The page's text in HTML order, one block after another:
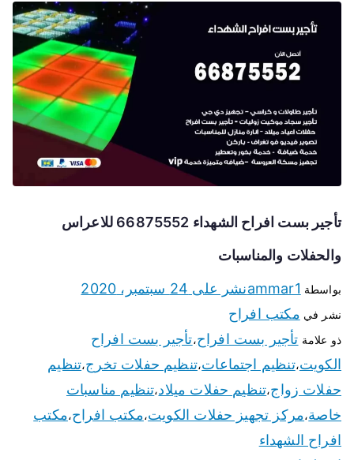
تأجير بست افراح الشهداء 66875552 للاعراس
والحفلات والمناسبات
بواسطة ammar1نشر على 24 سبتمبر، 2020
نشر في مكتب افراح
ذو علامة تأجير بست افراح،تأجير بست افراح
الكويت،تنظيم اجتماعات،تنظيم حفلات تخرج،تنظيم
حفلات زواج،تنظيم حفلات ميلاد،تنظيم مناسبات
خاصة،مركز تجهيز حفلات الكويت،مكتب افراح،مكتب
افراح الشهداء